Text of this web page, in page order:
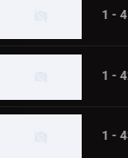
1 -
1 -
1 -